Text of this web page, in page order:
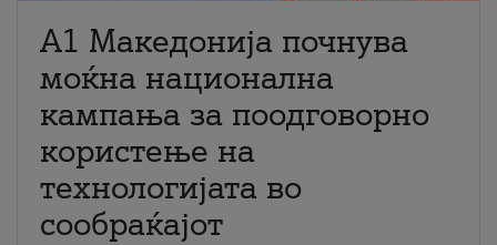
A1 Македонија почнува
моќна национална
кампања за поодговорно
користење на
технологијата во
сообраќајот